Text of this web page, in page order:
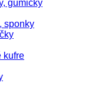
gumičky
sponky
kufre